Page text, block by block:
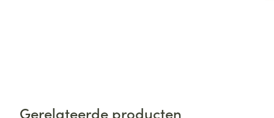
Gerelateerde producten